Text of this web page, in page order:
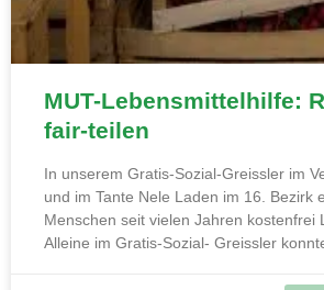
MUT-Lebensmittelhilfe:
fair-teilen
In unserem Gratis-Sozial-Greissler im
und im Tante Nele Laden im 16. Bezirk
Menschen seit vielen Jahren kostenfrei
Alleine im Gratis-Sozial- Greissler